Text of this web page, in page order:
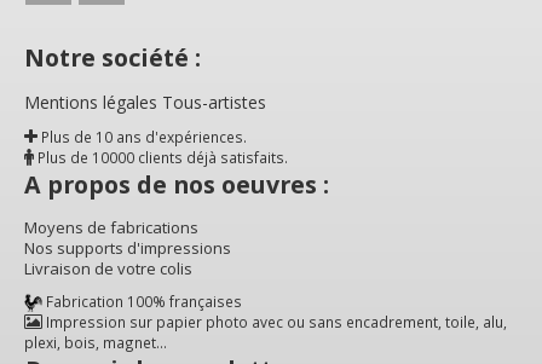
Notre société :
Mentions légales Tous-artistes
Plus de 10 ans d'expériences.
Plus de 10000 clients déjà satisfaits.
A propos de nos oeuvres :
Moyens de fabrications
Nos supports d'impressions
Livraison de votre colis
Fabrication 100% françaises
Impression sur papier photo avec ou sans encadrement, toile, alu,
plexi, bois, magnet...